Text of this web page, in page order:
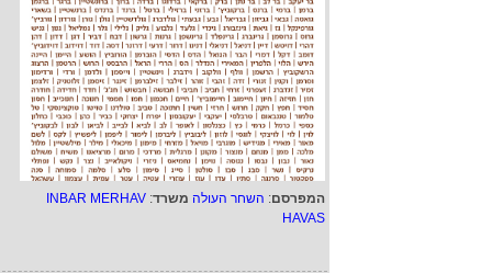
המפרסם: השחר העולה משרד:
INBAR MERHAV
HAVAS